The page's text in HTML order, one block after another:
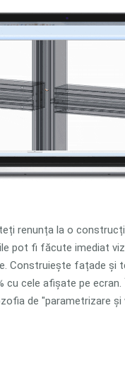
renunța la o
pot fi făcute imediat
Construiește fațade și
cu cele afișate pe
de "parametrizare și